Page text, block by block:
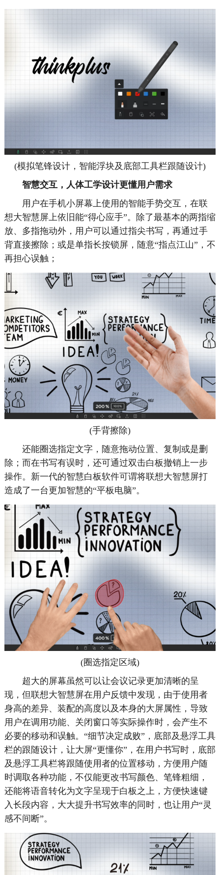
(模拟笔锋设计，智能浮块及底部工具栏跟随设计)
智慧交互，人体工学设计更懂用户需求
用户在手机小屏幕上使用的智能手势交互，在联
想大智慧屏上依旧能“得心应手”。除了最基本的两指缩
放、多指拖动外，用户可以通过指尖书写，再通过手
背直接擦除；或是单指长按锁屏，随意“指点江山”，不
再担心误触；
(手背擦除)
还能圈选指定文字，随意拖动位置、复制或是删
除；而在书写有误时，还可通过双击白板撤销上一步
操作。新一代的智慧白板软件可谓将联想大智慧屏打
造成了一台更加智慧的“平板电脑”。
(圈选指定区域)
超大的屏幕虽然可以让会议记录更加清晰的呈
现，但联想大智慧屏在用户反馈中发现，由于使用者
身高的差异、装配的高度以及本身的大屏属性，导致
用户在调用功能、关闭窗口等实际操作时，会产生不
必要的移动和误触。“细节决定成败”，底部及悬浮工具
栏的跟随设计，让大屏“更懂你”，在用户书写时，底部
及悬浮工具栏将跟随使用者的位置移动，方便用户随
时调取各种功能，不仅能更改书写颜色、笔锋粗细，
还能将语音转化为文字呈现于白板之上，方便快速键
入长段内容，大大提升书写效率的同时，也让用户“灵
感不间断”。